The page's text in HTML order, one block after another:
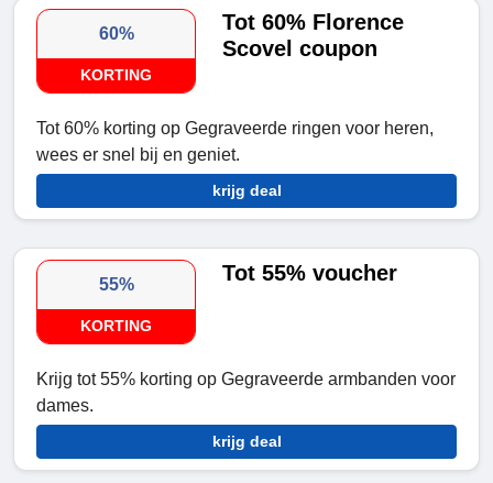
60%
KORTING
Tot 60% Florence
Scovel coupon
Tot 60% korting op Gegraveerde ringen voor heren,
wees er snel bij en geniet.
krijg deal
55%
KORTING
Tot 55% voucher
Krijg tot 55% korting op Gegraveerde armbanden voor
dames.
krijg deal